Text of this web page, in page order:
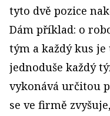
tyto dvě pozice
Dám příklad: o
tým a každý kus
jednoduše každý
vykonává určitou
se ve firmě